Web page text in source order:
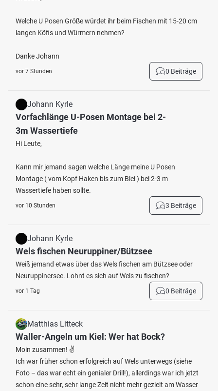
Welche U Posen Größe würdet ihr beim Fischen mit 15-20 cm
langen Köfis und Würmern nehmen?
Danke Johann
vor 7 Stunden 0 Beiträge
Johann Kyrle
Vorfachlänge U-Posen Montage bei 2-
3m Wassertiefe
Hi Leute,
Kann mir jemand sagen welche Länge meine U Posen
Montage ( vom Kopf Haken bis zum Blei ) bei 2-3 m
Wassertiefe haben sollte.
vor 10 Stunden 3 Beiträge
Johann Kyrle
Wels fischen Neuruppiner/Bützsee
Weiß jemand etwas über das Wels fischen am Bützsee oder
Neuruppinersee. Lohnt es sich auf Wels zu fischen?
vor 1 Tag 0 Beiträge
Matthias Litteck
Waller-Angeln um Kiel: Wer hat Bock?
Moin zusammen! ✌️
Ich war früher schon erfolgreich auf Wels unterwegs (siehe
Foto – das war echt ein genialer Drill!), allerdings war ich jetzt
schon eine sehr, sehr lange Zeit nicht mehr gezielt am Wasser